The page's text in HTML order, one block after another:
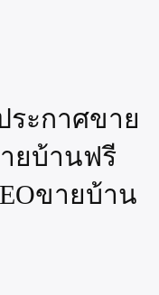
ระกาศขาย
ยบ้านฟรี
ขายบ้าน